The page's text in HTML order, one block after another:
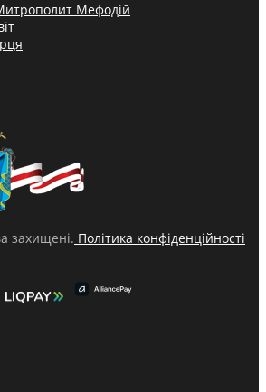
Мефодій
захищені. Політика конфіденційності